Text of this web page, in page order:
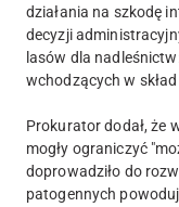
działania na szkodę
decyzji
lasów dla
wchodzących w
Prokurator dodał, że
mogły ograniczyć
doprowadziło do
patogennych